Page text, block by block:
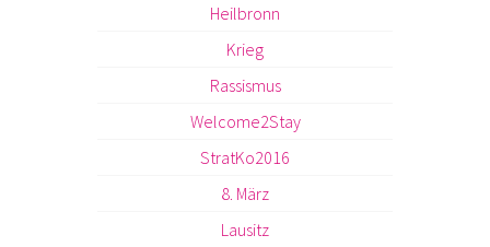
Heilbronn
Krieg
Rassismus
Welcome2Stay
StratKo2016
8. März
Lausitz